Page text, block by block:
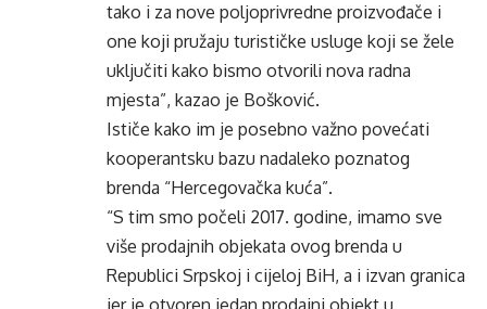
tako i za nove poljoprivredne proizvođače i
one koji pružaju turističke usluge koji se žele
uključiti kako bismo otvorili nova radna
mjesta”, kazao je Bošković.
Ističe kako im je posebno važno povećati
kooperantsku bazu nadaleko poznatog
brenda “Hercegovačka kuća”.
“S tim smo počeli 2017. godine, imamo sve
više prodajnih objekata ovog brenda u
Republici Srpskoj i cijeloj BiH, a i izvan granica
jer je otvoren jedan prodajni objekt u